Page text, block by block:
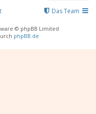
Das Team
© phpBB Limited
phpBB.de